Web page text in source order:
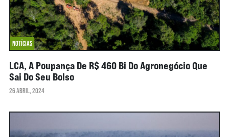
NOTÍCIAS
LCA, A Poupança De R$ 460 Bi Do Agronegócio Que
Sai Do Seu Bolso
26 ABRIL, 2024